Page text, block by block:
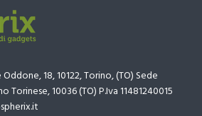
18, 10122, Torino, (TO) Sede
10036 (TO) P.Iva 11481240015